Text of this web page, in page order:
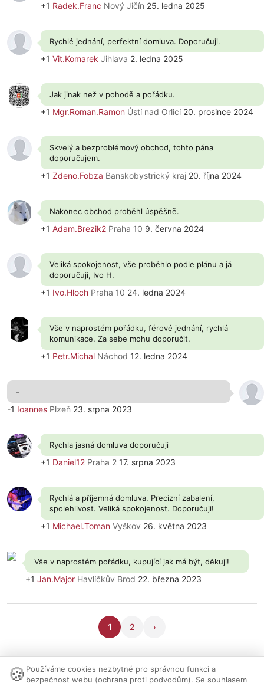
+1 Radek.Franc Nový Jičín 25. ledna 2025
Rychlé jednání, perfektní domluva. Doporučuji.
+1 Vit.Komarek Jihlava 2. ledna 2025
Jak jinak než v pohodě a pořádku.
+1 Mgr.Roman.Ramon Ústí nad Orlicí20. prosince 2024
Skvelý a bezproblémový obchod, tohto pána
doporučujem.
+1 Zdeno.Fobza Banskobystrický kraj 20. října 2024
Nakonec obchod proběhl úspěšně.
+1 Adam.Brezik2 Praha 10 9. června 2024
Veliká spokojenost, vše proběhlo podle plánu a já
doporučuji, Ivo H.
+1 Ivo.Hloch Praha 10 24. ledna 2024
Vše v naprostém pořádku, férové jednání, rychlá
komunikace. Za sebe mohu doporučit.
+1 Petr.Michal Náchod 12. ledna 2024
-
-1 Ioannes Plzeň 23. srpna 2023
Rychla jasná domluva doporučuji
+1 Daniel12 Praha 2 17. srpna 2023
Rychlá a příjemná domluva. Precizní zabalení,
spolehlivost. Veliká spokojenost. Doporučuji!
+1 Michael.Toman Vyškov 26. května 2023
Vše v naprostém pořádku, kupující jak má být, děkuji!
+1 Jan.Major Havlíčkův Brod 22. března 2023
1 2 ›
Nastavení cookies | Vzhled:světlý tmavý | Kontakt
🍪 Používáme cookies nezbytné pro správnou funkci a
bezpečnost webu (ochrana proti podvodům). Se souhlasem